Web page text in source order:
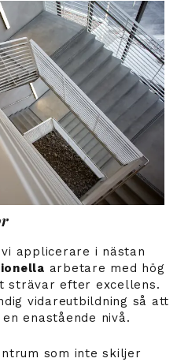
applicerare i nästan
arbetare med hög
strävar efter excellens.
vidareutbildning så att
enastående nivå.
som inte skiljer